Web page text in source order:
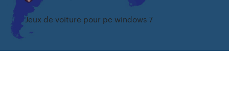
Jeux de voiture pour pc windows 7